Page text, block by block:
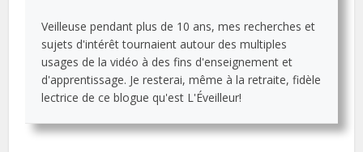
Veilleuse pendant plus de 10 ans, mes recherches et
sujets d'intérêt tournaient autour des multiples
usages de la vidéo à des fins d'enseignement et
d'apprentissage. Je resterai, même à la retraite, fidèle
lectrice de ce blogue qu'est L'Éveilleur!